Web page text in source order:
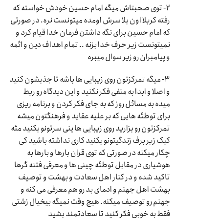
۲- توی صحبتاش میگه امام حسین خودش خواسته که
رفته کربلا اون بلا سرش اومده میتونست نره. در صورتی
که امام حسین برای نگه داشتن فرمان خدا قیام کرد و
نمیتونست زیر حرف خدا بزنه .. تمام اهداف دین و ائمه
و پیامبران رو زیر سوال میبره
۳- میگه تمرکزتون روی زیبایی ها باشه تا جذبشون کنید
و اصلا و ابدا به منفی فکر نکنید و این دیدگاه رو ربط
میده به مسائل روز که به جای فکر کردن و برنامه ریزی
برای توطئه هایی که بر علیه عقاید و فرهنگتون میشه
تمرکزتون رو بزارید روی زیبایی ها ینی سرتونو بکنید مثه
کبک زیر برف زندگیتونو بکنید کاری نداشته باشید کی
چکار میکنه در صورتی که توی قران بارها و بارها به
هوشیاری در مقابل توطئه چینی ها و معرفی فتنه گرها
تاکید شده و در کنار اهل سعادت و بهشت و توصیف
بهشت اهل جهنم و ادمای بد رو هم معرفی می کنه و
جهنم رو توصیف میکنه. هیچ وقت نمیگه بیخیال زشتی
فقط به خوبی فکر کنید تا سعادتمند بشید